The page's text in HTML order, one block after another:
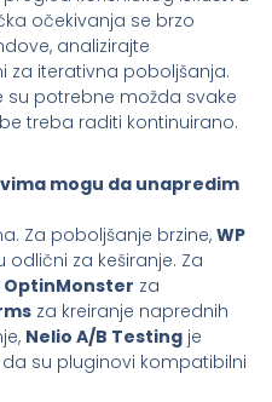
očekivanja se brzo
analizirajte
za iterativna poboljšanja.
su potrebne možda svake
treba raditi kontinuirano.
mogu da unapredim
Za poboljšanje brzine, WP
odlični za keširanje. Za
OptinMonster za
za kreiranje naprednih
Nelio A/B Testing je
su pluginovi kompatibilni